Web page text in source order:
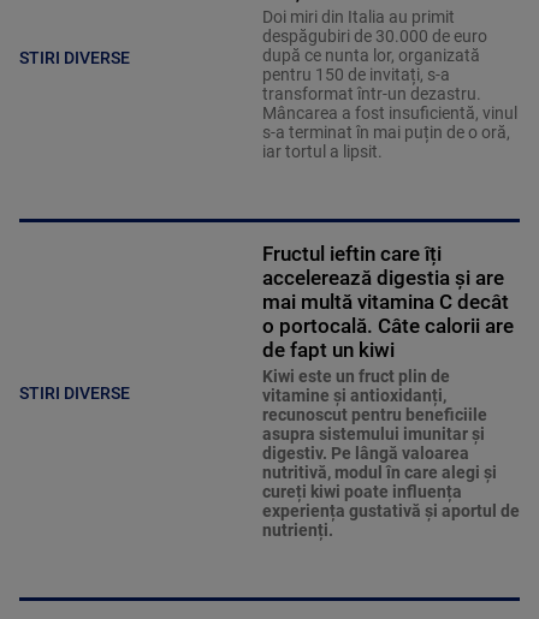
STIRI DIVERSE
Doi miri din Italia au primit
despăgubiri de 30.000 de euro
după ce nunta lor, organizată
pentru 150 de invitați, s-a
transformat într-un dezastru.
Mâncarea a fost insuficientă, vinul
s-a terminat în mai puțin de o oră,
iar tortul a lipsit.
STIRI DIVERSE
Fructul ieftin care îți
accelerează digestia și are
mai multă vitamina C decât
o portocală. Câte calorii are
de fapt un kiwi
Kiwi este un fruct plin de
vitamine și antioxidanți,
recunoscut pentru beneficiile
asupra sistemului imunitar și
digestiv. Pe lângă valoarea
nutritivă, modul în care alegi și
cureți kiwi poate influența
experiența gustativă și aportul de
nutrienți.